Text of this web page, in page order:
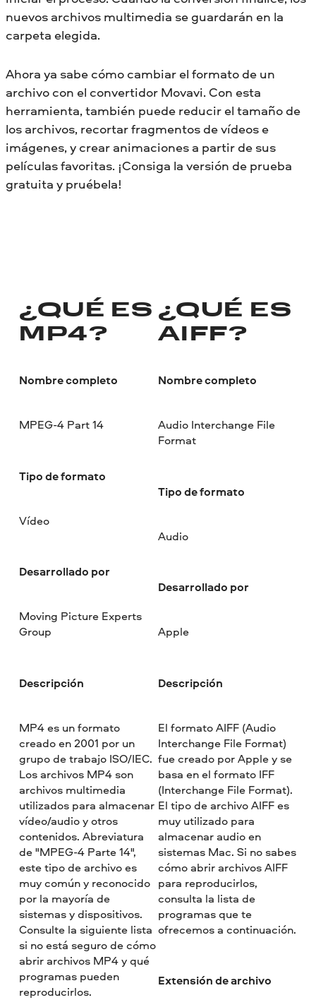
nuevos archivos multimedia se guardarán en la
carpeta elegida.
Ahora ya sabe cómo cambiar el formato de un
archivo con el convertidor Movavi. Con esta
herramienta, también puede reducir el tamaño de
los archivos, recortar fragmentos de vídeos e
imágenes, y crear animaciones a partir de sus
películas favoritas. ¡Consiga la versión de prueba
gratuita y pruébela!
¿QUÉ ES
MP4?
Nombre completo
MPEG-4 Part 14
Tipo de formato
Vídeo
Desarrollado por
Moving Picture Experts
Group
Descripción
MP4 es un formato
creado en 2001 por un
grupo de trabajo ISO/IEC.
Los archivos MP4 son
archivos multimedia
utilizados para almacenar
vídeo/audio y otros
contenidos. Abreviatura
de "MPEG-4 Parte 14",
este tipo de archivo es
muy común y reconocido
por la mayoría de
sistemas y dispositivos.
Consulte la siguiente lista
si no está seguro de cómo
abrir archivos MP4 y qué
programas pueden
reproducirlos.
¿QUÉ ES
AIFF?
Nombre completo
Audio Interchange File
Format
Tipo de formato
Audio
Desarrollado por
Apple
Descripción
El formato AIFF (Audio
Interchange File Format)
fue creado por Apple y se
basa en el formato IFF
(Interchange File Format).
El tipo de archivo AIFF es
muy utilizado para
almacenar audio en
sistemas Mac. Si no sabes
cómo abrir archivos AIFF
para reproducirlos,
consulta la lista de
programas que te
ofrecemos a continuación.
Extensión de archivo